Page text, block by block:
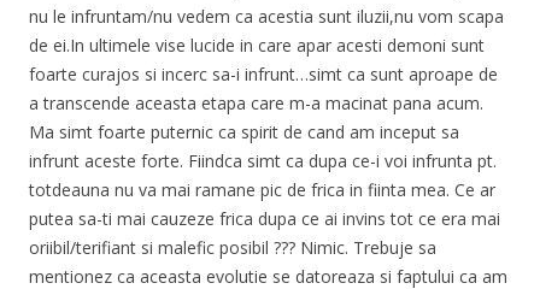
nu le infruntam/nu vedem ca acestia sunt iluzii,nu vom scapa
de ei.In ultimele vise lucide in care apar acesti demoni sunt
foarte curajos si incerc sa-i infrunt…simt ca sunt aproape de
a transcende aceasta etapa care m-a macinat pana acum.
Ma simt foarte puternic ca spirit de cand am inceput sa
infrunt aceste forte. Fiindca simt ca dupa ce-i voi infrunta pt.
totdeauna nu va mai ramane pic de frica in fiinta mea. Ce ar
putea sa-ti mai cauzeze frica dupa ce ai invins tot ce era mai
oriibil/terifiant si malefic posibil ??? Nimic. Trebuje sa
mentionez ca aceasta evolutie se datoreaza si faptului ca am